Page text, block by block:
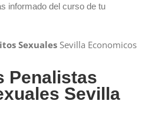
informado del curso de tu
SexualesSevilla Economicos
Penalistas
Sevilla